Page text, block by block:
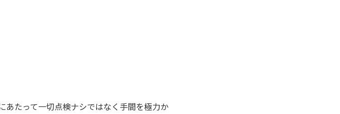
たって一切点検ナシではなく手間を極力か